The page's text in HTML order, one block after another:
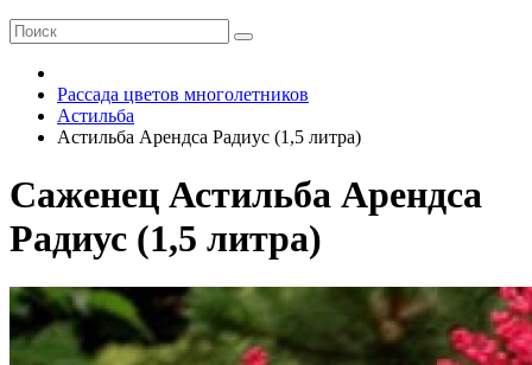
Рассада цветов многолетников
Астильба
Астильба Арендса Радиус (1,5 литра)
Саженец Астильба Арендса
Радиус (1,5 литра)